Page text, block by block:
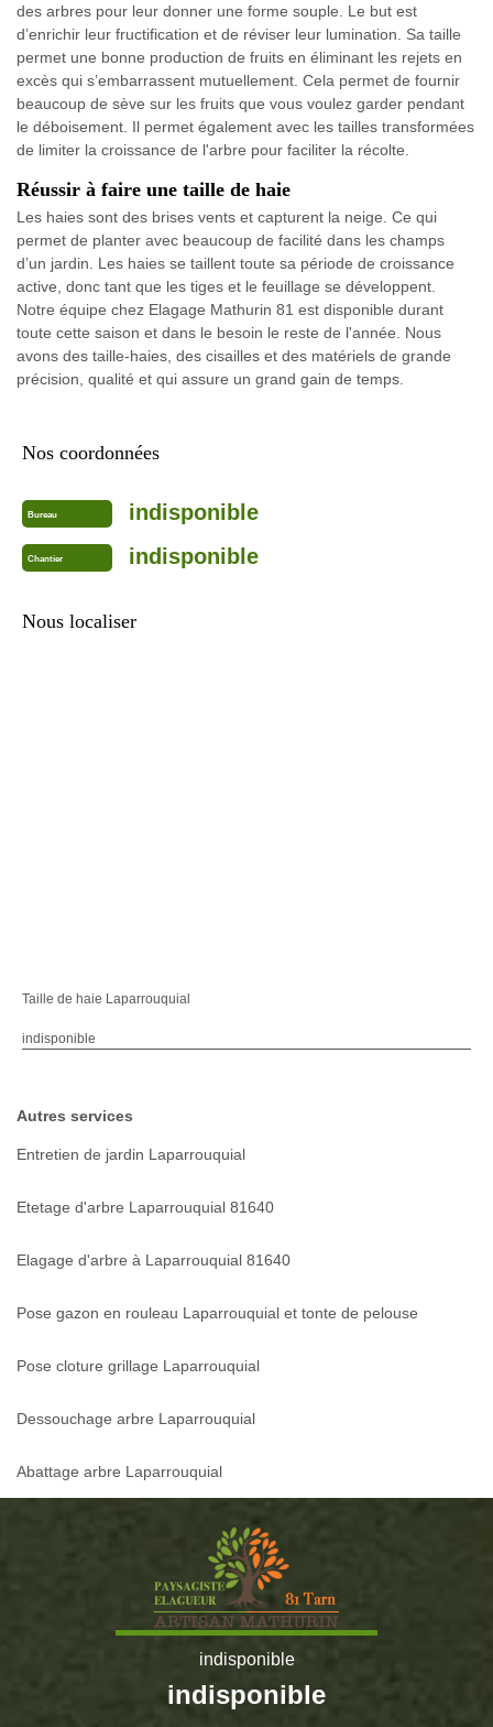
des arbres pour leur donner une forme souple. Le but est
d’enrichir leur fructification et de réviser leur lumination. Sa taille
permet une bonne production de fruits en éliminant les rejets en
excès qui s’embarrassent mutuellement. Cela permet de fournir
beaucoup de sève sur les fruits que vous voulez garder pendant
le déboisement. Il permet également avec les tailles transformées
de limiter la croissance de l'arbre pour faciliter la récolte.
Réussir à faire une taille de haie
Les haies sont des brises vents et capturent la neige. Ce qui
permet de planter avec beaucoup de facilité dans les champs
d’un jardin. Les haies se taillent toute sa période de croissance
active, donc tant que les tiges et le feuillage se développent.
Notre équipe chez Elagage Mathurin 81 est disponible durant
toute cette saison et dans le besoin le reste de l'année. Nous
avons des taille-haies, des cisailles et des matériels de grande
précision, qualité et qui assure un grand gain de temps.
Nos coordonnées
Bureau indisponible
Chantier indisponible
Nous localiser
Taille de haie Laparrouquial
indisponible
Autres services
Entretien de jardin Laparrouquial
Etetage d'arbre Laparrouquial 81640
Elagage d'arbre à Laparrouquial 81640
Pose gazon en rouleau Laparrouquial et tonte de pelouse
Pose cloture grillage Laparrouquial
Dessouchage arbre Laparrouquial
Abattage arbre Laparrouquial
indisponible
indisponible